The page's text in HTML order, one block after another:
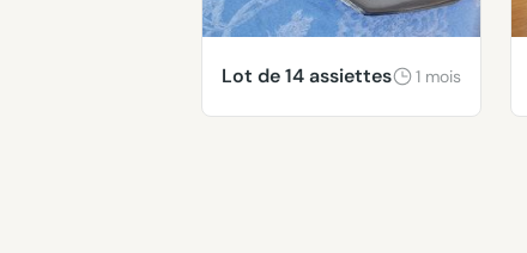
Lot de 14 assiettes 1 mois